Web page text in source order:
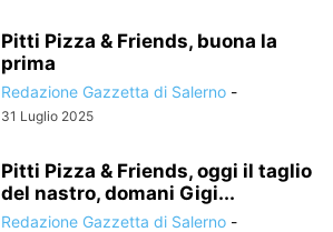
Pitti Pizza & Friends, buona la
prima
Redazione Gazzetta di Salerno -
31 Luglio 2025
Pitti Pizza & Friends, oggi il taglio
del nastro, domani Gigi...
Redazione Gazzetta di Salerno -